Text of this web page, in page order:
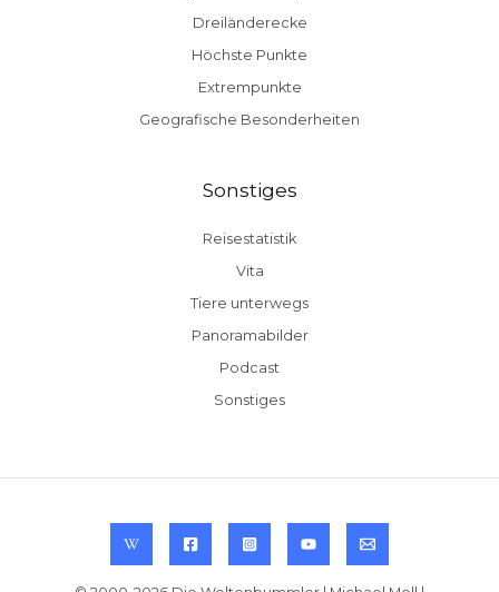
Dreiländerecke
Höchste Punkte
Extrempunkte
Geografische Besonderheiten
Sonstiges
Reisestatistik
Vita
Tiere unterwegs
Panoramabilder
Podcast
Sonstiges